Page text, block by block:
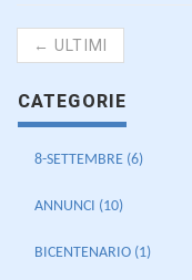
← ULTIMI
CATEGORIE
8-SETTEMBRE (6)
ANNUNCI (10)
BICENTENARIO (1)